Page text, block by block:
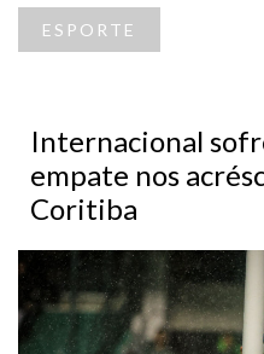
ESPORTE
Internacional
empate nos
Coritiba